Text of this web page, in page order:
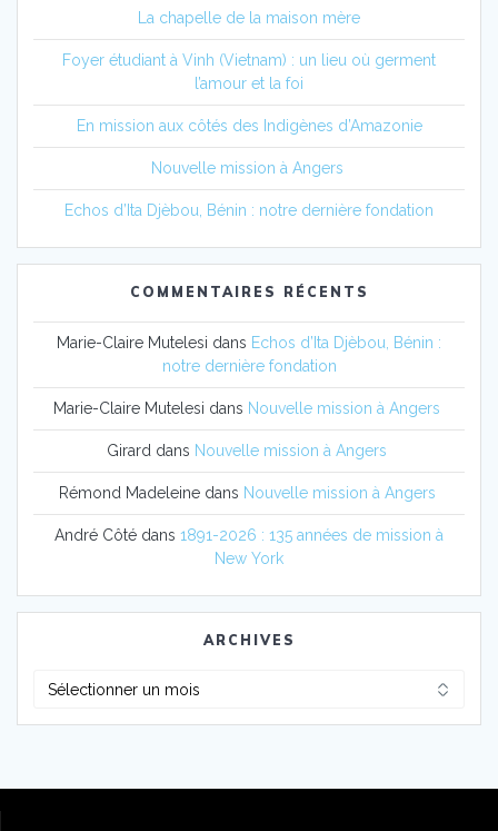
La chapelle de la maison mère
Foyer étudiant à Vinh (Vietnam) : un lieu où germent
l’amour et la foi
En mission aux côtés des Indigènes d’Amazonie
Nouvelle mission à Angers
Echos d’Ita Djèbou, Bénin : notre dernière fondation
COMMENTAIRES RÉCENTS
Marie-Claire Mutelesi dans Echos d’Ita Djèbou, Bénin :
notre dernière fondation
Marie-Claire Mutelesi dans Nouvelle mission à Angers
Girard dans Nouvelle mission à Angers
Rémond Madeleinedans Nouvelle mission à Angers
André Côté dans 1891-2026 : 135 années de mission à
New York
ARCHIVES